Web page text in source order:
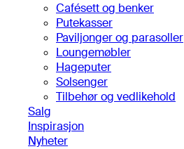
Cafésett og benker
Putekasser
Paviljonger og parasoller
Loungemøbler
Hageputer
Solsenger
Tilbehør og vedlikehold
Salg
Inspirasjon
Nyheter